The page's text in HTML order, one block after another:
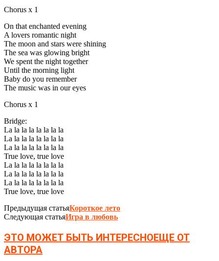
Chorus x 1
On that enchanted evening
A lovers romantic night
The moon and stars were shining
The sea was glowing bright
We spent the night together
Until the morning light
Baby do you remember
The music was in our eyes
Chorus x 1
Bridge:
La la la la la la la la
La la la la la la la la
La la la la la la la la
True love, true love
La la la la la la la la
La la la la la la la la
La la la la la la la la
True love, true love
Предыдущая статьяКороткое лето
Следующая статьяИгра в любовь
ЭТО МОЖЕТ БЫТЬ ИНТЕРЕСНОЕЩЕ ОТ
АВТОРА